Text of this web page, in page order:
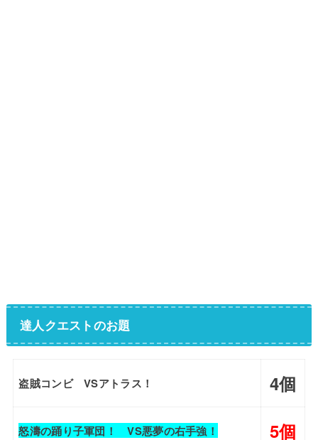
達人クエストのお題
盗賊コンビ VSアトラス！ 4個
怒濤の踊り子軍団！ VS悪夢の右手強！ 5個